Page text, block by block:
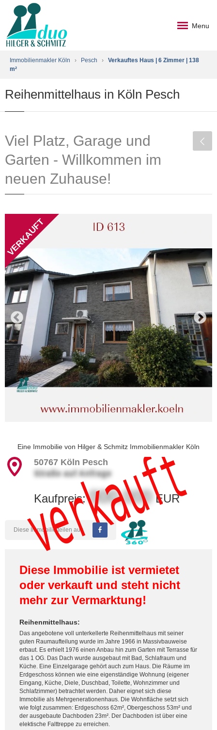
Menu
Immobilienmakler Köln › Pesch › Verkauftes Haus | 6 Zimmer | 138
m²
Reihenmittelhaus in Köln Pesch
Viel Platz, Garage und
Garten - Willkommen im
neuen Zuhause!
Eine Immobilie von Hilger & Schmitz Immobilienmakler Köln
verkauft
50767 Köln Pesch
Straße auf Anfrage
Kaufpreis:000.000 EUR
Diese Immobilie teilen auf:
Diese Immobilie ist vermietet
oder verkauft und steht nicht
mehr zur Vermarktung!
Reihenmittelhaus:
Das angebotene voll unterkellerte Reihenmittelhaus mit seiner
guten Raumaufteilung wurde im Jahre 1966 in Massivbauweise
erbaut. Es erhielt 1976 einen Anbau hin zum Garten mit Terrasse für
das 1 OG. Das Dach wurde ausgebaut mit Bad, Schlafraum und
Küche. Eine Einzelgarage gehört auch zum Haus. Die Räume im
Erdgeschoss können wie eine eigenständige Wohnung (eigener
Eingang, Küche, Diele, Duschbad, Toilette, Wohnzimmer und
Schlafzimmer) betrachtet werden. Daher eignet sich diese
Immobilie als Mehrgenerationenhaus. Die Wohnfläche setzt sich
wie folgt zusammen: Erdgeschoss 62m², Obergeschoss 53m² und
der ausgebaute Dachboden 23m². Der Dachboden ist über eine
elektische Falttreppe zu erreichen.